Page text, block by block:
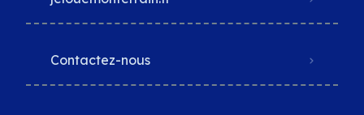
Contactez-nous